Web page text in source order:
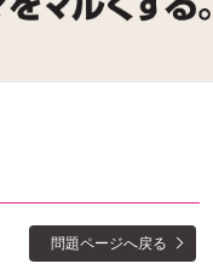
問題ページへ戻る